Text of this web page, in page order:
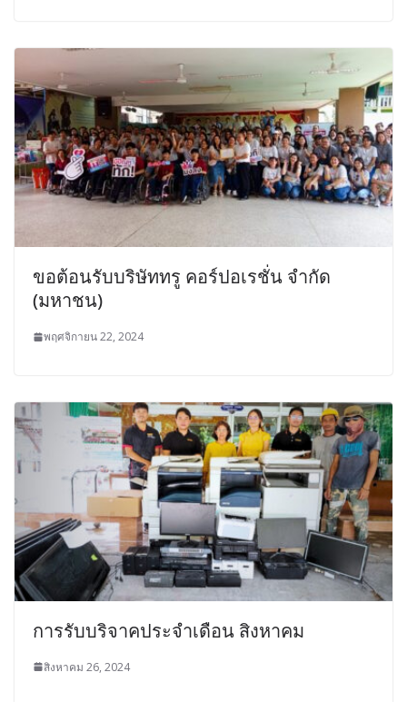
ขอต้อนรับบริษัททรู คอร์ปอเรชั่น จํากัด
(มหาชน)
พฤศจิกายน 22, 2024
การรับบริจาคประจำเดือน สิงหาคม
สิงหาคม 26, 2024